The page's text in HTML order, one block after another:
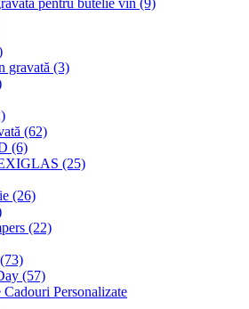
pentru butelie vin (9)
gravată (3)
(62)
(6)
(25)
(26)
(22)
(57)
Personalizate